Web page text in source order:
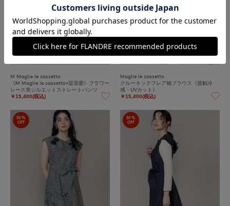
再値下げ
M Maglie le cassetto
《M Maglie le cassetto×冨張愛》フラワー
レース美シルエットストレートパンツ
￥15,400(税込)
Maglie le cassetto
クルーネックフレア袖ブラウス《接触冷
感・UVカット》
￥15,400(税込)
50%
OFF
50%
OFF